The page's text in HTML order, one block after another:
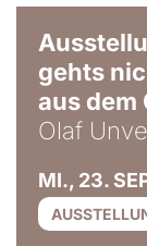
gehts
aus dem
Olaf
MI., 23.